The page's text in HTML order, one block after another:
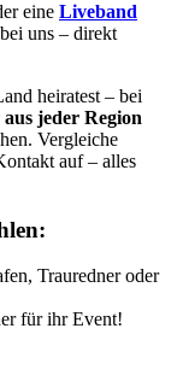
eine Liveband
uns – direkt
heiratest – bei
jeder Region
Vergleiche
auf – alles
Trauredner oder
für ihr Event!